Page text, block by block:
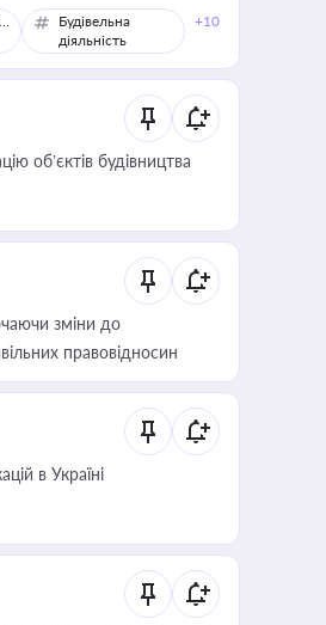
Торгівля
Будівельна
діяльність
+10
об’єктів будівництва
зміни до
правовідносин
в Україні